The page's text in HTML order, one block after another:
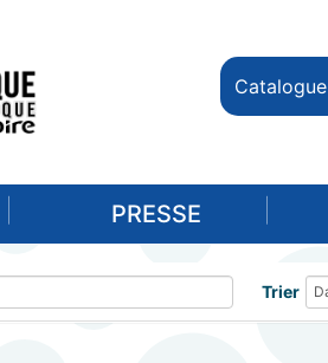
Catalogue
PRESSE
Trier